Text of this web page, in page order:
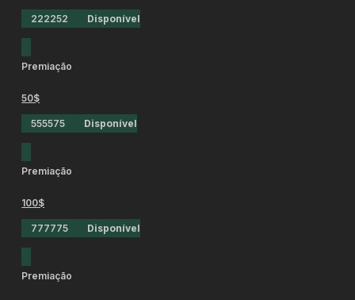
222252 Disponível
Premiação
50$
555575 Disponível
Premiação
100$
777775 Disponível
Premiação